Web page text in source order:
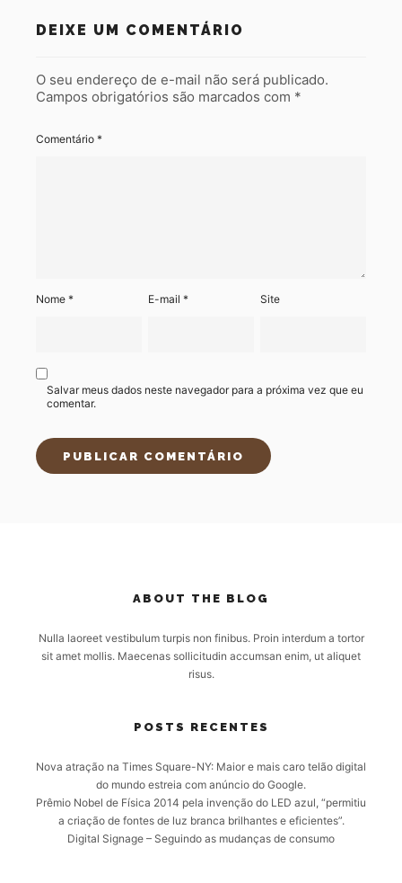
DEIXE UM COMENTÁRIO
O seu endereço de e-mail não será publicado.
Campos obrigatórios são marcados com *
Comentário *
Nome * E-mail* Site
Salvar meus dados neste navegador para a próxima vez que eu
comentar.
ABOUT THE BLOG
Nulla laoreet vestibulum turpis non finibus. Proin interdum a tortor
sit amet mollis. Maecenas sollicitudin accumsan enim, ut aliquet
risus.
POSTS RECENTES
Nova atração na Times Square-NY: Maior e mais caro telão digital
do mundo estreia com anúncio do Google.
Prêmio Nobel de Física 2014 pela invenção do LED azul, “permitiu
a criação de fontes de luz branca brilhantes e eficientes”.
Digital Signage – Seguindo as mudanças de consumo